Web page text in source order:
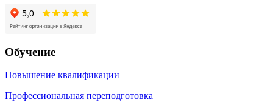
Обучение
Повышение квалификации
Профессиональная переподготовка